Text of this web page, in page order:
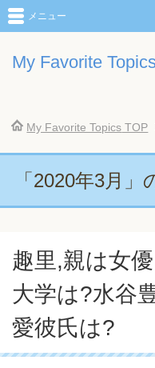
My Favorite
メニュー
My Favorite Topics TOP
「2020年3月」
趣里,親は女
大学は?水谷
愛彼氏は?